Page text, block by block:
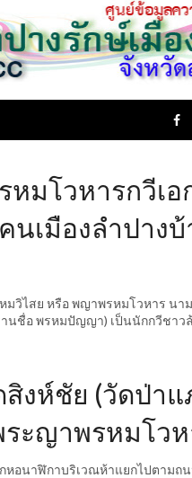
มโวหารกวีเอ
นเมืองลำปาง
วิไสย หรือ พญาพรหมโวหาร นา
านชื่อ พรหมปัญญา) เป็นนักกวีชา
งห์ชัย (วัดป่าแ
ระญาพรหมโว
หอนาฬิกาบริเวณห้าแยกไปตามถ